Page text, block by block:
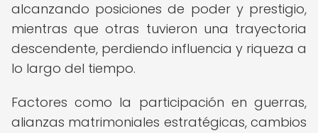
alcanzando posiciones de poder y prestigio,
mientras que otras tuvieron una trayectoria
descendente, perdiendo influencia y riqueza a
lo largo del tiempo.
Factores como la participación en guerras,
alianzas matrimoniales estratégicas, cambios